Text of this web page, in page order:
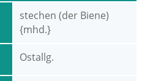
stechen (der Biene)
{mhd.}
Ostallg.